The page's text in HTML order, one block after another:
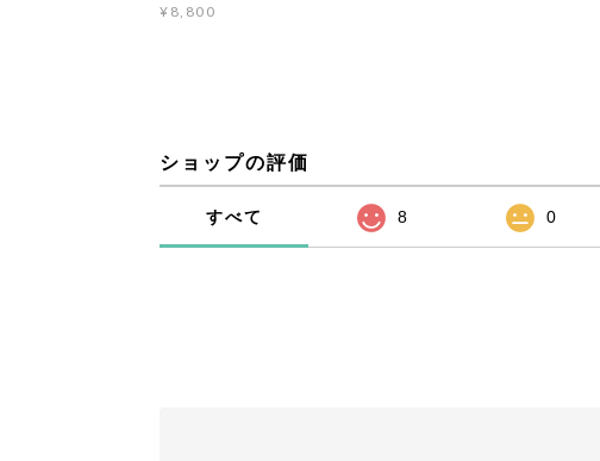
¥8,800
ショップの評価
すべて 8 0